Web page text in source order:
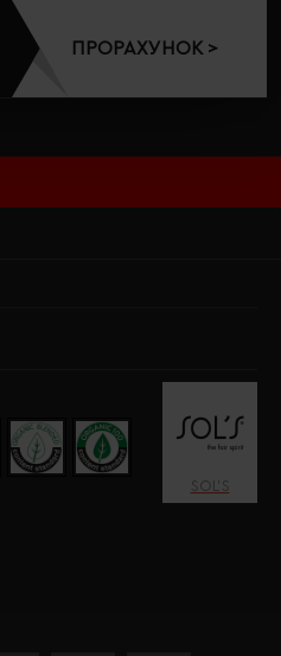
ПРОРАХУНОК >
SOL’S